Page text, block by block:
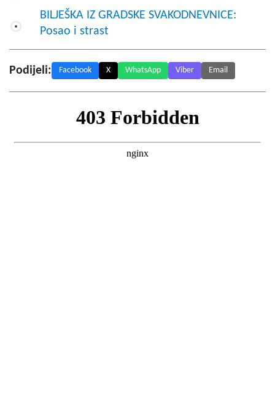
BILJEŠKA IZ GRADSKE SVAKODNEVNICE:
Posao i strast
Podijeli: Facebook X WhatsApp Viber Email